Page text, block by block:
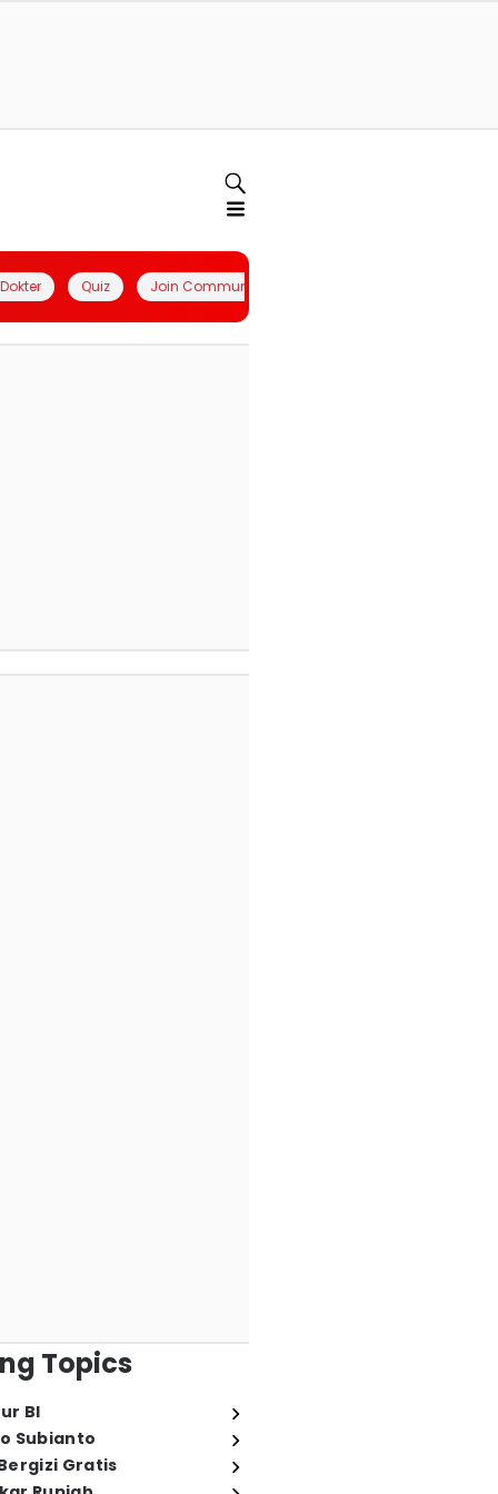
Quiz Join Community
Topics
BI
Subianto
Gratis